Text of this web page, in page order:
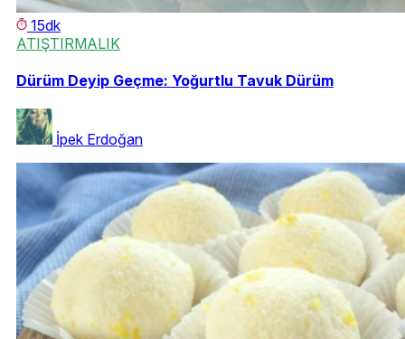
15dk
ATIŞTIRMALIK
Dürüm Deyip Geçme: Yoğurtlu Tavuk Dürüm
İpek Erdoğan